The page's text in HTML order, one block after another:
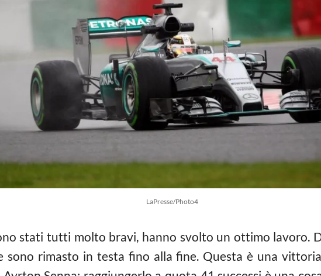
LaPresse/Photo4
stati tutti molto bravi, hanno svolto un ottimo lavoro.
sono rimasto in testa fino alla fine. Questa è una